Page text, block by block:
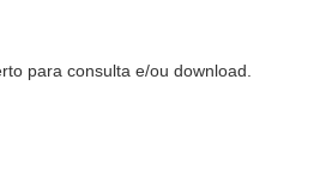
para consulta e/ou download.